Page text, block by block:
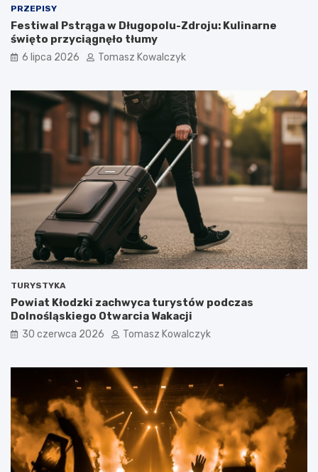
PRZEPISY
Festiwal Pstrąga w Długopolu-Zdroju: Kulinarne
święto przyciągnęło tłumy
6 lipca 2026 Tomasz Kowalczyk
TURYSTYKA
Powiat Kłodzki zachwyca turystów podczas
Dolnośląskiego Otwarcia Wakacji
30 czerwca 2026 Tomasz Kowalczyk